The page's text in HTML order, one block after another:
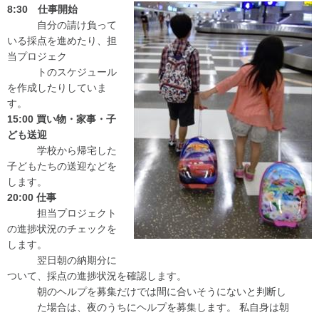
8:30 仕事開始
自分の請け負って
いる採点を進めたり、担
当プロジェク
トのスケジュール
を作成したりしていま
す。
15:00 買い物・家事・子
ども送迎
学校から帰宅した
子どもたちの送迎などを
します。
20:00 仕事
担当プロジェクト
の進捗状況のチェックを
します。
翌日朝の納期分に
ついて、採点の進捗状況を確認します。
朝のヘルプを募集だけでは間に合いそうにないと判断し
た場合は、夜のうちにヘルプを募集します。 私自身は朝